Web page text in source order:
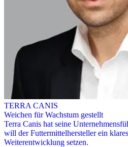
TERRA CANIS
Weichen für Wachstum gestellt
Terra Canis hat seine
will der Futtermittelhersteller ein
Weiterentwicklung setzen.